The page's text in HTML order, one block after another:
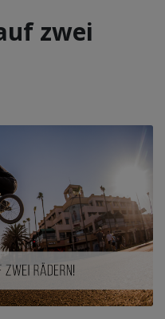
zwei